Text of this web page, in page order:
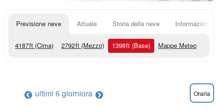
Previsione neve Attuale Storia della neve Informazioni
4187ft (Cima) 2792ft (Mezzo) 1398ft (Base) Mappe Meteo
ultimi 6 giorniora Oraria